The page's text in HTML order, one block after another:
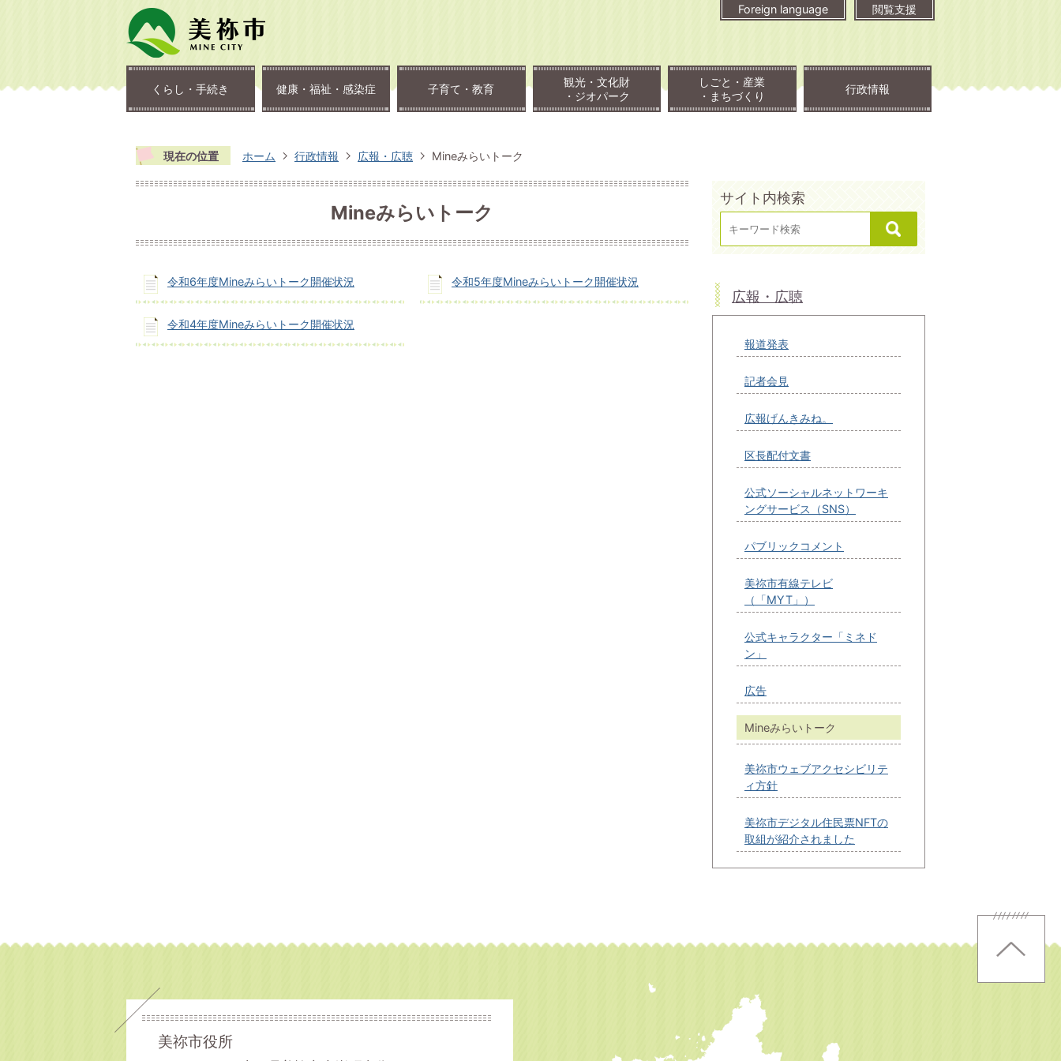
Foreign language 閲覧支援
くらし・手続き 健康・福祉・感染症 子育て・教育
観光・文化財
・ジオパーク
しごと・産業
・まちづくり
行政情報
現在の位置 ホーム 行政情報 広報・広聴 Mineみらいトーク
Mineみらいトーク
令和6年度Mineみらいトーク開催状況 令和5年度Mineみらいトーク開催状況
令和4年度Mineみらいトーク開催状況
サイト内検索
広報・広聴
報道発表
記者会見
広報げんきみね。
区長配付文書
公式ソーシャルネットワーキ
ングサービス（SNS）
パブリックコメント
美祢市有線テレビ
（「MYT」）
公式キャラクター「ミネド
ン」
広告
Mineみらいトーク
美祢市ウェブアクセシビリテ
ィ方針
美祢市デジタル住民票NFTの
取組が紹介されました
美祢市役所